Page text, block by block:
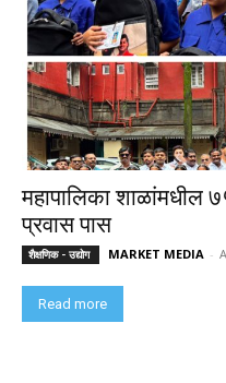
महापालिका शाळांमधील
प्रवास पास
शैक्षणिक - उद्योग MARKET MEDIA -
Read more